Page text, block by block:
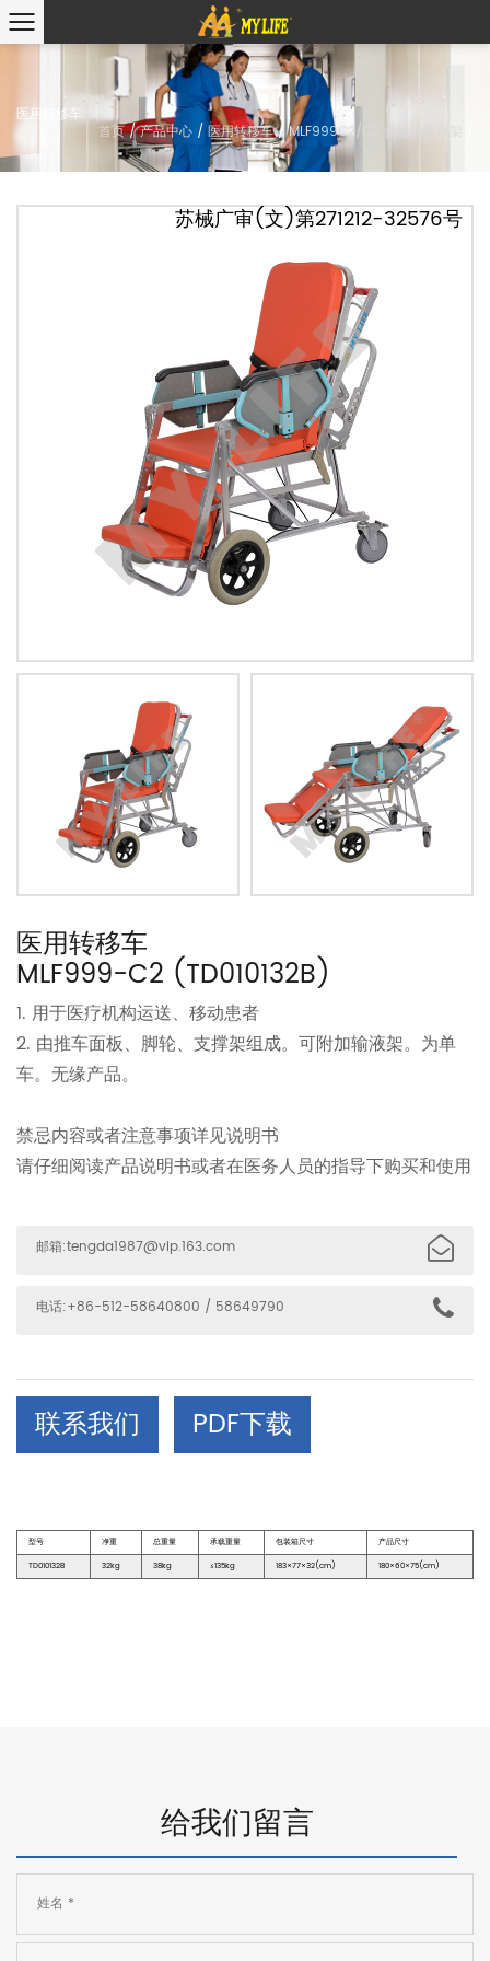
医用转移车
首页/产品中心 / 医用转移车/MLF999C2/C3 多位轮椅担架
苏械广审(文)第271212-32576号
医用转移车
MLF999-C2 (TD010132B)
1. 用于医疗机构运送、移动患者
2. 由推车面板、脚轮、支撑架组成。可附加输液架。为单
车。无缘产品。
禁忌内容或者注意事项详见说明书
请仔细阅读产品说明书或者在医务人员的指导下购买和使用
邮箱:tengda1987@vip.163.com
电话:+86-512-58640800 / 58649790
联系我们 PDF下载
型号 净重 总重量 承载重量 包装箱尺寸
产品尺寸
TD010132B
32kg 38kg ≤135kg 183×77×32(cm) 180×60×75(cm)
给我们留言